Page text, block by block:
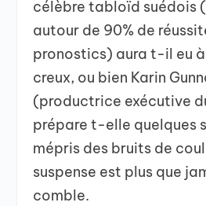
célèbre tabloïd suédois
autour de 90% de
pronostics) aura t-il eu à
creux, ou bien Karin
(productrice exécutive
prépare t-elle quelques
mépris des bruits de
suspense est plus que
comble.